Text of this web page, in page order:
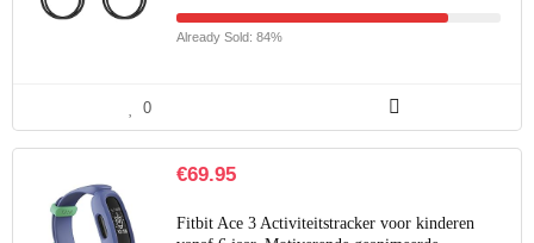
Already Sold: 84%
0
€69.95
Fitbit Ace 3 Activiteitstracker voor kinderen